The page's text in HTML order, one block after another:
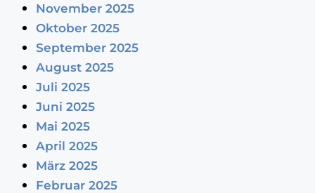
November 2025
Oktober 2025
September 2025
August 2025
Juli 2025
Juni 2025
Mai 2025
April 2025
März 2025
Februar 2025